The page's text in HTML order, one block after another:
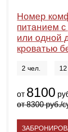
Номер
питанием
или одной
кроватью
2 чел.
от 8100
от8300руб./